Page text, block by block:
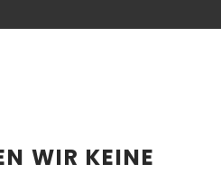
WIR KEINE